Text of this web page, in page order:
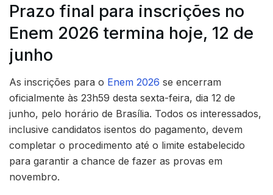
Prazo final para inscrições no
Enem 2026 termina hoje, 12 de
junho
As inscrições para o Enem 2026 se encerram
oficialmente às 23h59 desta sexta-feira, dia 12 de
junho, pelo horário de Brasília. Todos os interessados,
inclusive candidatos isentos do pagamento, devem
completar o procedimento até o limite estabelecido
para garantir a chance de fazer as provas em
novembro.